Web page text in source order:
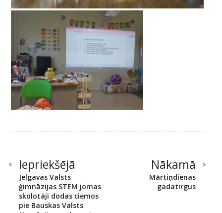
Iepriekšējā
Jelgavas Valsts
ģimnāzijas STEM jomas
skolotāji dodas ciemos
pie Bauskas Valsts
Nākamā
Mārtiņdienas
gadatirgus